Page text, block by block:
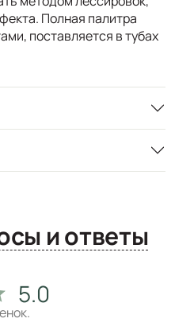
Полная палитра
поставляется в тубах
Вопросы и ответы
5.0